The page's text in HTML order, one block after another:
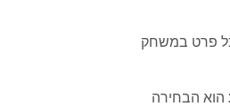
כל פרט במשחק
הוא הבחירה